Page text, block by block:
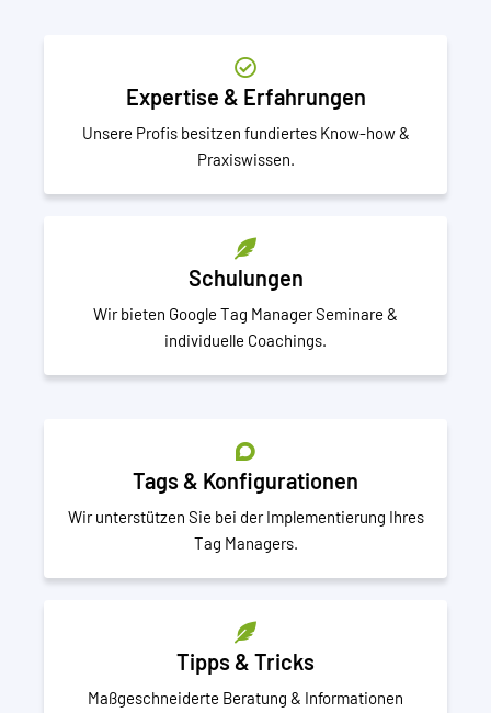
Expertise & Erfahrungen
Unsere Profis besitzen fundiertes Know-how &
Praxiswissen.
Schulungen
Wir bieten Google Tag Manager Seminare &
individuelle Coachings.
Tags & Konfigurationen
Wir unterstützen Sie bei der Implementierung Ihres
Tag Managers.
Tipps & Tricks
Maßgeschneiderte Beratung & Informationen